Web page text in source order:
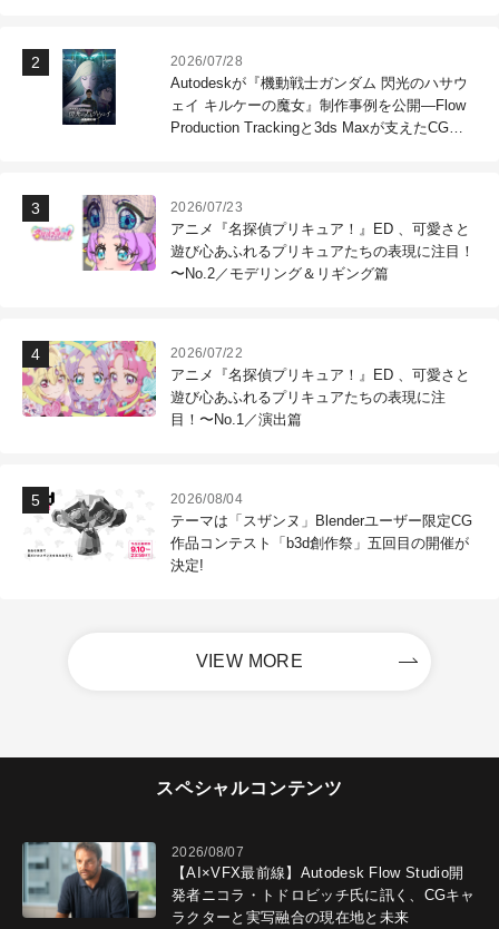
2026/07/28
Autodeskが『機動戦士ガンダム 閃光のハサウ
ェイ キルケーの魔女』制作事例を公開―Flow
Production Trackingと3ds Maxが支えたCG制
2026/07/23
アニメ『名探偵プリキュア！』ED 、可愛さと
遊び心あふれるプリキュアたちの表現に注目！
〜No.2／モデリング＆リギング篇
2026/07/22
アニメ『名探偵プリキュア！』ED 、可愛さと
遊び心あふれるプリキュアたちの表現に注
目！〜No.1／演出篇
2026/08/04
テーマは「スザンヌ」Blenderユーザー限定CG
作品コンテスト「b3d創作祭」五回目の開催が
決定!
VIEW MORE
スペシャルコンテンツ
2026/08/07
【AI×VFX最前線】Autodesk Flow Studio開
発者ニコラ・トドロビッチ氏に訊く、CGキャ
ラクターと実写融合の現在地と未来